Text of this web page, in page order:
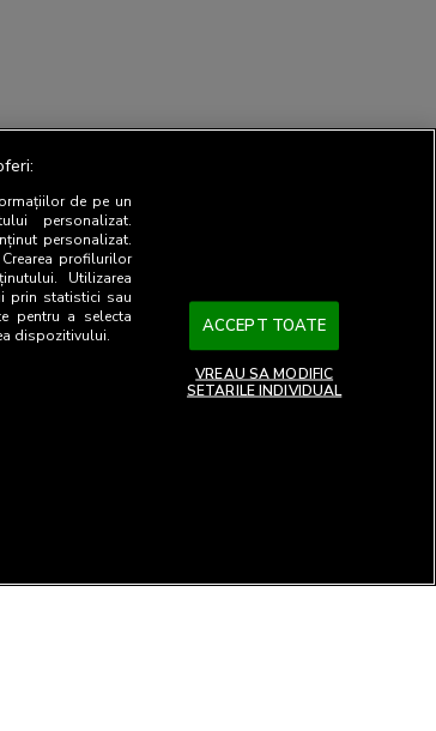
de pe un
personalizat.
personalizat.
profilurilor
Utilizarea
prin statistici sau
pentru a selecta
dispozitivului.
ACCEPT TOATE
VREAU SA MODIFIC
SETARILE INDIVIDUAL